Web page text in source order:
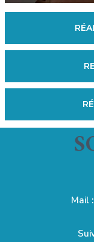
Mail :